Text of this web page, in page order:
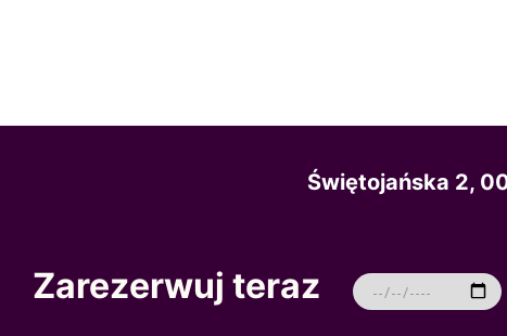
Zarezerwuj teraz
Świętojańska 2,
Zarezerwuj teraz